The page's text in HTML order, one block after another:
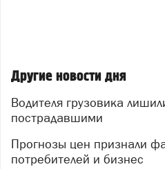
Другие новости дня
Водителя грузовика лишили прав после ДТП с
пострадавшими
Прогнозы цен признали фактором давления на
потребителей и бизнес